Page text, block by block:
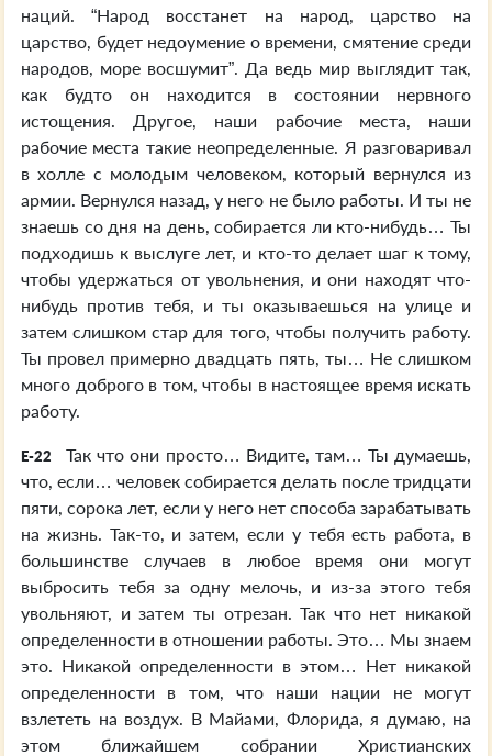
наций. “Народ восстанет на народ, царство на
царство, будет недоумение о времени, смятение среди
народов, море восшумит”. Да ведь мир выглядит так,
как будто он находится в состоянии нервного
истощения. Другое, наши рабочие места, наши
рабочие места такие неопределенные. Я разговаривал
в холле с молодым человеком, который вернулся из
армии. Вернулся назад, у него не было работы. И ты не
знаешь со дня на день, собирается ли кто-нибудь… Ты
подходишь к выслуге лет, и кто-то делает шаг к тому,
чтобы удержаться от увольнения, и они находят что-
нибудь против тебя, и ты оказываешься на улице и
затем слишком стар для того, чтобы получить работу.
Ты провел примерно двадцать пять, ты… Не слишком
много доброго в том, чтобы в настоящее время искать
работу.
E-22
Так что они просто… Видите, там… Ты думаешь,
что, если… человек собирается делать после тридцати
пяти, сорока лет, если у него нет способа зарабатывать
на жизнь. Так-то, и затем, если у тебя есть работа, в
большинстве случаев в любое время они могут
выбросить тебя за одну мелочь, и из-за этого тебя
увольняют, и затем ты отрезан. Так что нет никакой
определенности в отношении работы. Это… Мы знаем
это. Никакой определенности в этом… Нет никакой
определенности в том, что наши нации не могут
взлететь на воздух. В Майами, Флорида, я думаю, на
этом ближайшем собрании Христианских